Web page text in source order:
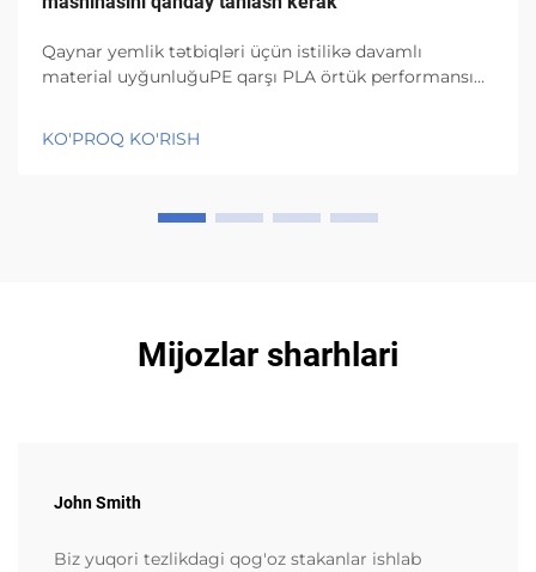
Qaynar yemlik tətbiqləri üçün istilikə davamlı
material uyğunluğuPE qarşı PLA örtük performansı
dərəcə Selsiyadan yuxarı olsa belə nəmliyi xaric
KO'PROQ KO'RISH
Mijozlar sharhlari
John Smith
Biz yuqori tezlikdagi qog'oz stakanlar ishlab